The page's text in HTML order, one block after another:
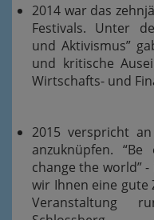
2014 war das
Festivals. Unter
und Aktivismus”
und kritische
Wirtschafts- und
2015 verspricht
anzuknüpfen.
change the world”
wir Ihnen eine gute
Veranstaltung